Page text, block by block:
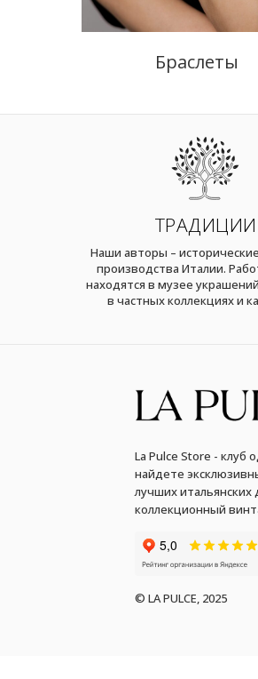
Браслеты
ТРАДИЦИИ
Наши авторы –
производства Италии.
находятся в музее
в частных коллекциях и
La Pulce Store -
найдете
лучших
коллекционный
© LA PULCE, 2025